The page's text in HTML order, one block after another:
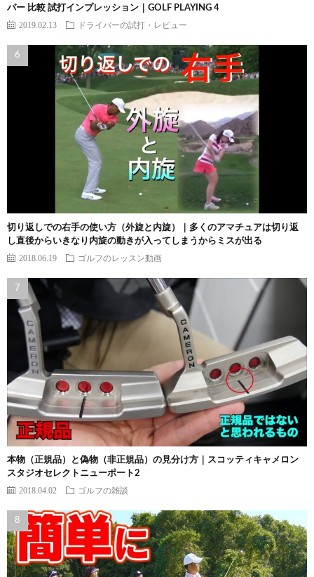
バー 比較 試打インプレッション｜GOLF PLAYING 4
2019.02.13 ドライバーの試打・レビュー
切り返しでの右手の使い方（外旋と内旋）｜多くのアマチュアは切り返
し直後からいきなり内旋の動きが入ってしまうからミスが出る
2018.06.19 ゴルフのレッスン動画
本物（正規品）と偽物（非正規品）の見分け方｜スコッティキャメロン
スタジオセレクトニューポート2
2018.04.02 ゴルフの雑談